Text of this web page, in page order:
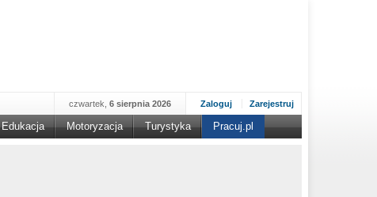
Zaloguj Zarejestruj
czwartek, 6 sierpnia 2026
Edukacja Motoryzacja Turystyka Pracuj.pl